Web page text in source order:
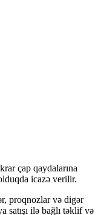
çap qaydalarına
icazə verilir.
proqnozlar və digər
satışı ilə bağlı təklif və